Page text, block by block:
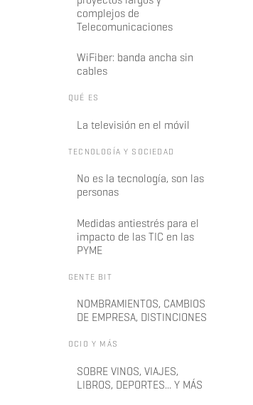
complejos de
Telecomunicaciones
WiFiber: banda ancha sin
cables
QUÉ ES
La televisión en el móvil
TECNOLOGÍA Y SOCIEDAD
No es la tecnología, son las
personas
Medidas antiestrés para el
impacto de las TIC en las
PYME
GENTE BIT
NOMBRAMIENTOS, CAMBIOS
DE EMPRESA, DISTINCIONES
OCIO Y MÁS
SOBRE VINOS, VIAJES,
LIBROS, DEPORTES... Y MÁS